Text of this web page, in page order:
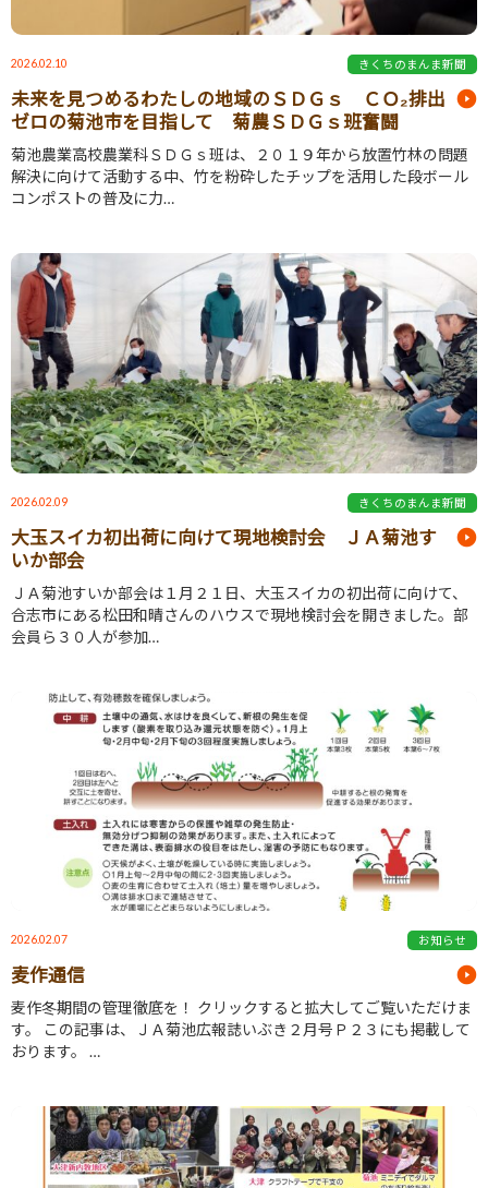
2026.02.10 きくちのまんま新聞
未来を見つめるわたしの地域のＳＤＧｓ ＣＯ₂排出
ゼロの菊池市を目指して 菊農ＳＤＧｓ班奮闘
菊池農業高校農業科ＳＤＧｓ班は、２０１９年から放置竹林の問題
解決に向けて活動する中、竹を粉砕したチップを活用した段ボール
コンポストの普及に力…
2026.02.09 きくちのまんま新聞
大玉スイカ初出荷に向けて現地検討会 ＪＡ菊池す
いか部会
ＪＡ菊池すいか部会は１月２１日、大玉スイカの初出荷に向けて、
合志市にある松田和晴さんのハウスで現地検討会を開きました。部
会員ら３０人が参加…
2026.02.07 お知らせ
麦作通信
麦作冬期間の管理徹底を！ クリックすると拡大してご覧いただけま
す。 この記事は、ＪＡ菊池広報誌いぶき２月号Ｐ２３にも掲載して
おります。 …